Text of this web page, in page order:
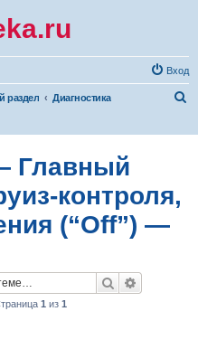
Вход
раздел
Диагностика
Главный
контроля,
(“Off”) —
Поиск
1 из 1